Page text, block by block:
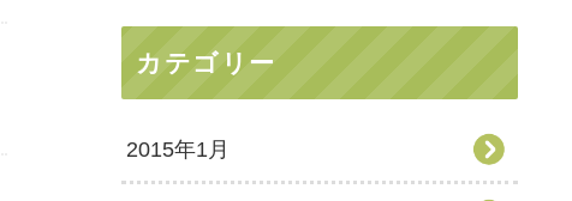
カテゴリー
2015年1月